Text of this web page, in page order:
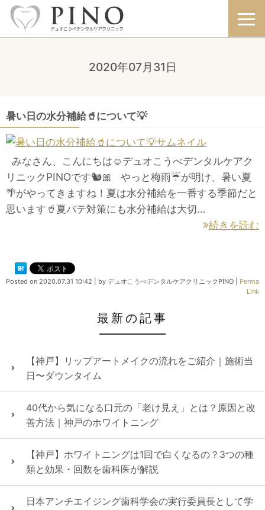
2020年07月31日
暑い日の水分補給🥤について💡
みなさん、こんにちは☺️デュオこうべデンタルケアク
リニックPINOです🐿🎀 やっと梅雨☔️が明け、暑い夏
🌴がやってきますね！夏は水分補給を一番する季節だと
思います🥤夏バテ対策にも水分補給は大切…
続きを読む
Posted on 2020.07.31 10:42 by デュオこうべデンタルケアクリニックPINO
Perma
Link
最新の記事
【神戸】リップアートメイクの流れをご紹介｜施術当
日〜ダウンタイム
40代から気になる口元の「老け見え」とは？原因と改
善方法｜神戸のホワイトニング
【神戸】ホワイトニングは1回で白くなるの？3つの種
類と効果・回数を歯科医が解説
日本アンチエイジング歯科学会の実行委員長として学